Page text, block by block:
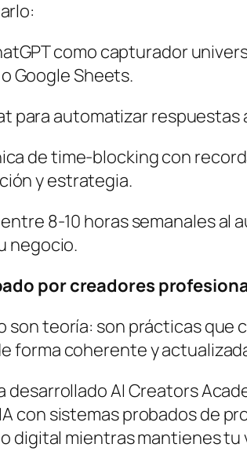
como capturador
Google Sheets.
para automatizar
de time-blocking con
y estrategia.
8-10 horas semanales
negocio.
por creadores
son teoría: son prácticas que
forma coherente y
desarrollado AI Creators
con sistemas probados de
digital mientras mantienes